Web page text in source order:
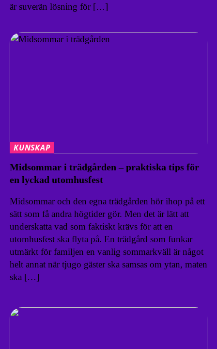
är suverän lösning för […]
KUNSKAP
Midsommar i trädgården – praktiska tips för
en lyckad utomhusfest
Midsommar och den egna trädgården hör ihop på ett
sätt som få andra högtider gör. Men det är lätt att
underskatta vad som faktiskt krävs för att en
utomhusfest ska flyta på. En trädgård som funkar
utmärkt för familjen en vanlig sommarkväll är något
helt annat när tjugo gäster ska samsas om ytan, maten
ska […]